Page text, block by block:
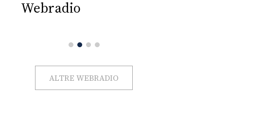
Webradio
ALTRE WEBRADIO